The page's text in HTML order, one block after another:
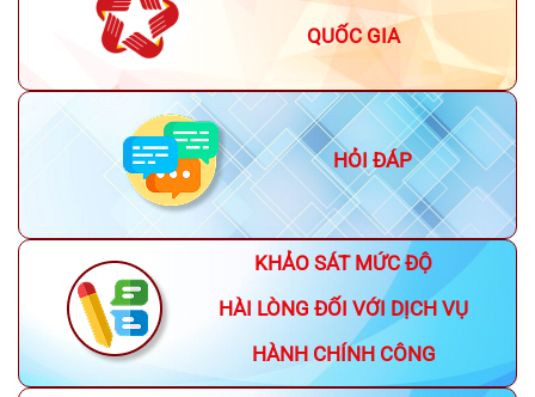
QUỐC GIA
HỎI ĐÁP
KHẢO SÁT MỨC ĐỘ
HÀI LÒNG ĐỐI VỚI DỊCH VỤ
HÀNH CHÍNH CÔNG